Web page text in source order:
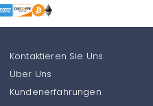
Kontaktieren Sie Uns
Über Uns
Kundenerfahrungen